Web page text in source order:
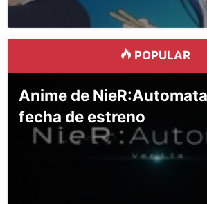
POPULAR
Anime de
fecha de estreno